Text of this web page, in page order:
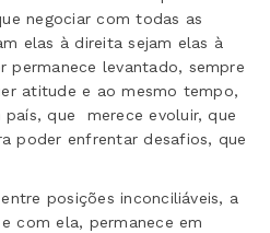
negociar com todas as
elas à direita sejam elas à
permanece levantado, sempre
atitude e ao mesmo tempo,
que merece evoluir, que
poder enfrentar desafios, que
posições inconciliáveis, a
com ela, permanece em